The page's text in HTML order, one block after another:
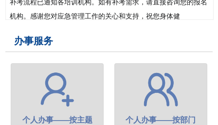
办事服务
个人办事——按主题 个人办事——按部门